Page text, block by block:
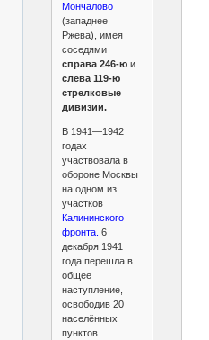
Мончалово
(западнее
Ржева), имея
соседями
справа 246-юи
слева 119-ю
стрелковые
дивизии.
В 1941—1942
годах
участвовала в
обороне Москвы
на одном из
участков
Калининского
фронта. 6
декабря 1941
года перешла в
общее
наступление,
освободив 20
населённых
пунктов.